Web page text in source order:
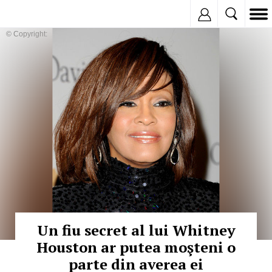
© Copyright:
Un fiu secret al lui Whitney
Houston ar putea moşteni o
parte din averea ei